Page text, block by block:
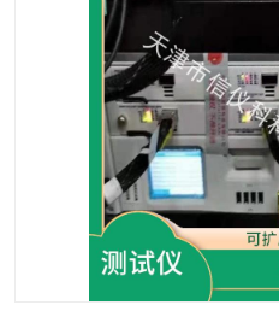
思博伦Spirent N11U
思博伦600B
思博伦Spirent SPT-3U
发包仪IXIA XGS2